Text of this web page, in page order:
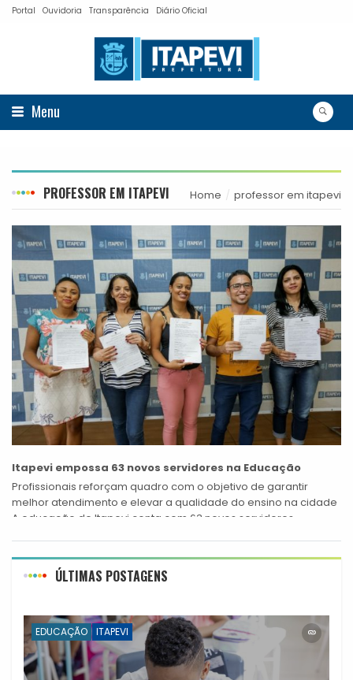
Portal Ouvidoria Transparência Diário Oficial
Menu
PROFESSOR EM ITAPEVI Home professor em itapevi
Itapevi empossa 63 novos servidores na Educação
Profissionais reforçam quadro com o objetivo de garantir
melhor atendimento e elevar a qualidade do ensino na cidade
A educação de Itapevi conta com 63 novos servidores
ÚLTIMAS POSTAGENS
EDUCAÇÃO ITAPEVI